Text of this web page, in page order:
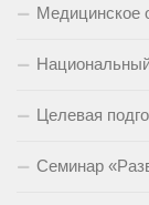
Медицинское
Целевая
Семинар